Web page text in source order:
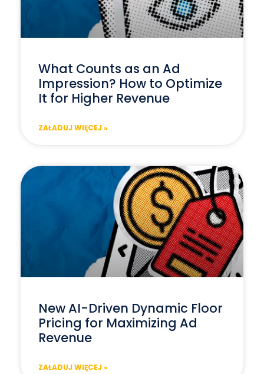
What Counts as an Ad
Impression? How to Optimize
It for Higher Revenue
ZAŁADUJ WIĘCEJ »
New AI-Driven Dynamic Floor
Pricing for Maximizing Ad
Revenue
ZAŁADUJ WIĘCEJ »